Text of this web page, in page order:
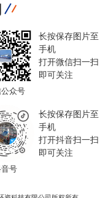
众号
长按保存图片至
手机
打开微信扫一扫
即可关注
音号
长按保存图片至
手机
打开抖音扫一扫
即可关注